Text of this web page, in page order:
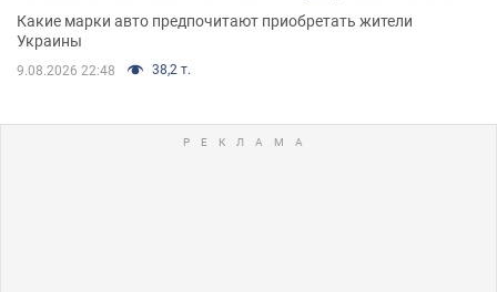
Какие марки авто предпочитают приобретать жители
Украины
9.08.2026 22:48 38,2 т.